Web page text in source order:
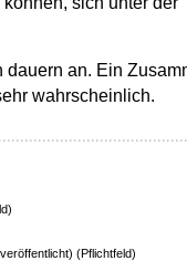
an. Ein
wahrscheinlich.
(Pflichtfeld)